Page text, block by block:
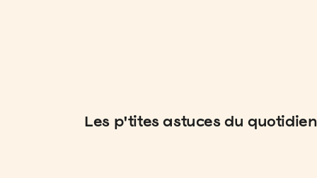
Les p'tites astuces du quotidien